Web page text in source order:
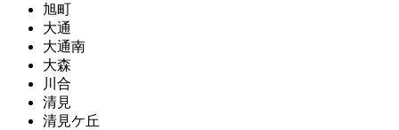
旭町
大通
大通南
大森
川合
清見
清見ケ丘